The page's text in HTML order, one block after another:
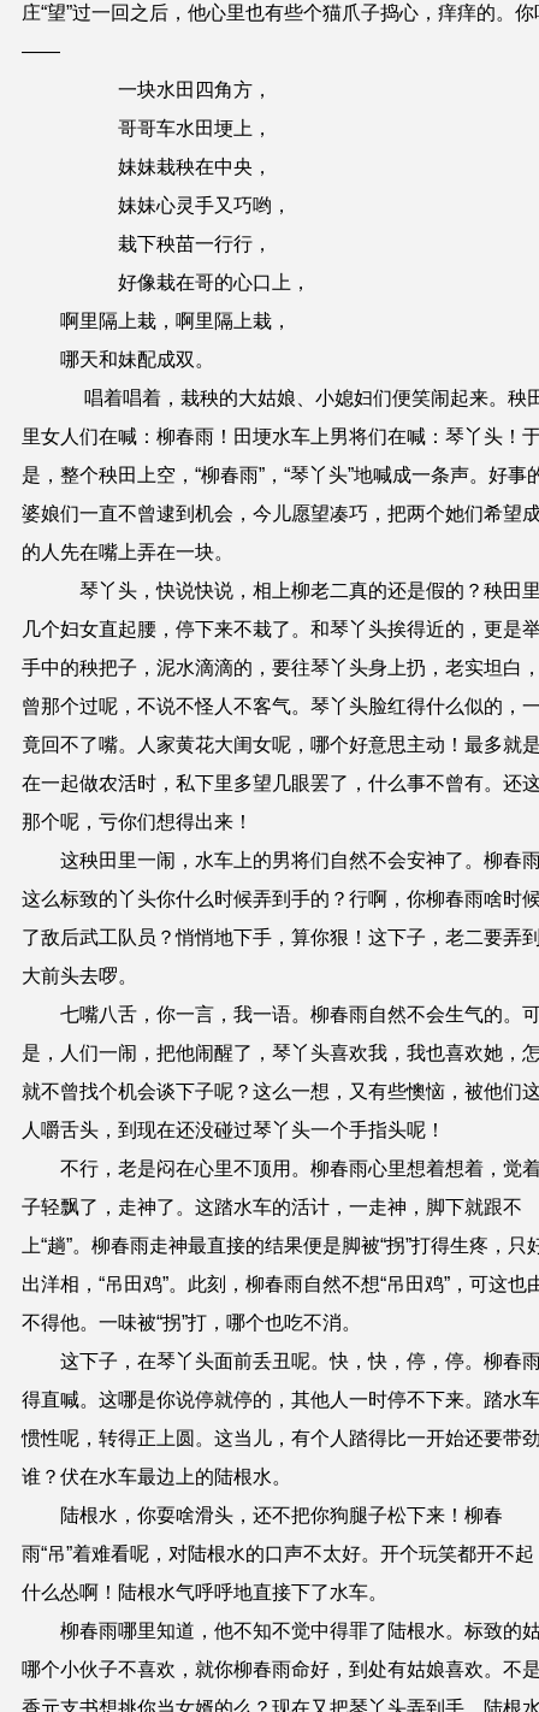
庄“望”过一回之后，他心里也有些个猫爪子捣心，痒痒的。你
——
一块水田四角方，
哥哥车水田埂上，
妹妹栽秧在中央，
妹妹心灵手又巧哟，
栽下秧苗一行行，
好像栽在哥的心口上，
啊里隔上栽，啊里隔上栽，
哪天和妹配成双。
唱着唱着，栽秧的大姑娘、小媳妇们便笑闹起来。秧
里女人们在喊：柳春雨！田埂水车上男将们在喊：琴丫头！
是，整个秧田上空，“柳春雨”，“琴丫头”地喊成一条声。好事
婆娘们一直不曾逮到机会，今儿愿望凑巧，把两个她们希望
的人先在嘴上弄在一块。
琴丫头，快说快说，相上柳老二真的还是假的？秧田
几个妇女直起腰，停下来不栽了。和琴丫头挨得近的，更是
手中的秧把子，泥水滴滴的，要往琴丫头身上扔，老实坦白
曾那个过呢，不说不怪人不客气。琴丫头脸红得什么似的，
竟回不了嘴。人家黄花大闺女呢，哪个好意思主动！最多就
在一起做农活时，私下里多望几眼罢了，什么事不曾有。还
那个呢，亏你们想得出来！
这秧田里一闹，水车上的男将们自然不会安神了。柳春
这么标致的丫头你什么时候弄到手的？行啊，你柳春雨啥时
了敌后武工队员？悄悄地下手，算你狠！这下子，老二要弄
大前头去啰。
七嘴八舌，你一言，我一语。柳春雨自然不会生气的。
是，人们一闹，把他闹醒了，琴丫头喜欢我，我也喜欢她，
就不曾找个机会谈下子呢？这么一想，又有些懊恼，被他们
人嚼舌头，到现在还没碰过琴丫头一个手指头呢！
不行，老是闷在心里不顶用。柳春雨心里想着想着，觉
子轻飘了，走神了。这踏水车的活计，一走神，脚下就跟不
上“趟”。柳春雨走神最直接的结果便是脚被“拐”打得生疼，只
出洋相，“吊田鸡”。此刻，柳春雨自然不想“吊田鸡”，可这也
不得他。一味被“拐”打，哪个也吃不消。
这下子，在琴丫头面前丢丑呢。快，快，停，停。柳春
得直喊。这哪是你说停就停的，其他人一时停不下来。踏水
惯性呢，转得正上圆。这当儿，有个人踏得比一开始还要带
谁？伏在水车最边上的陆根水。
陆根水，你耍啥滑头，还不把你狗腿子松下来！柳春
雨“吊”着难看呢，对陆根水的口声不太好。开个玩笑都开不起
什么怂啊！陆根水气呼呼地直接下了水车。
柳春雨哪里知道，他不知不觉中得罪了陆根水。标致的
哪个小伙子不喜欢，就你柳春雨命好，到处有姑娘喜欢。不
香元支书想挑你当女婿的么？现在又把琴丫头弄到手。陆根